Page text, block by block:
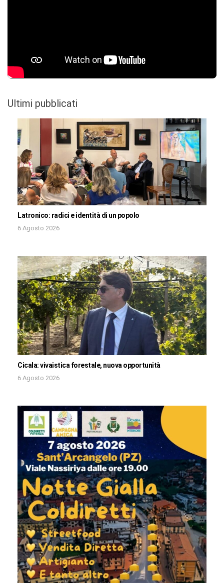
Ultimi pubblicati
Latronico: radici e identità di un popolo
6 Agosto 2026
Cicala: vivaistica forestale, nuova opportunità
6 Agosto 2026